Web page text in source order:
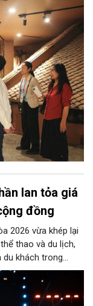
lan tỏa giá
đồng
2026 vừa khép lại
thao và du lịch,
du khách trong